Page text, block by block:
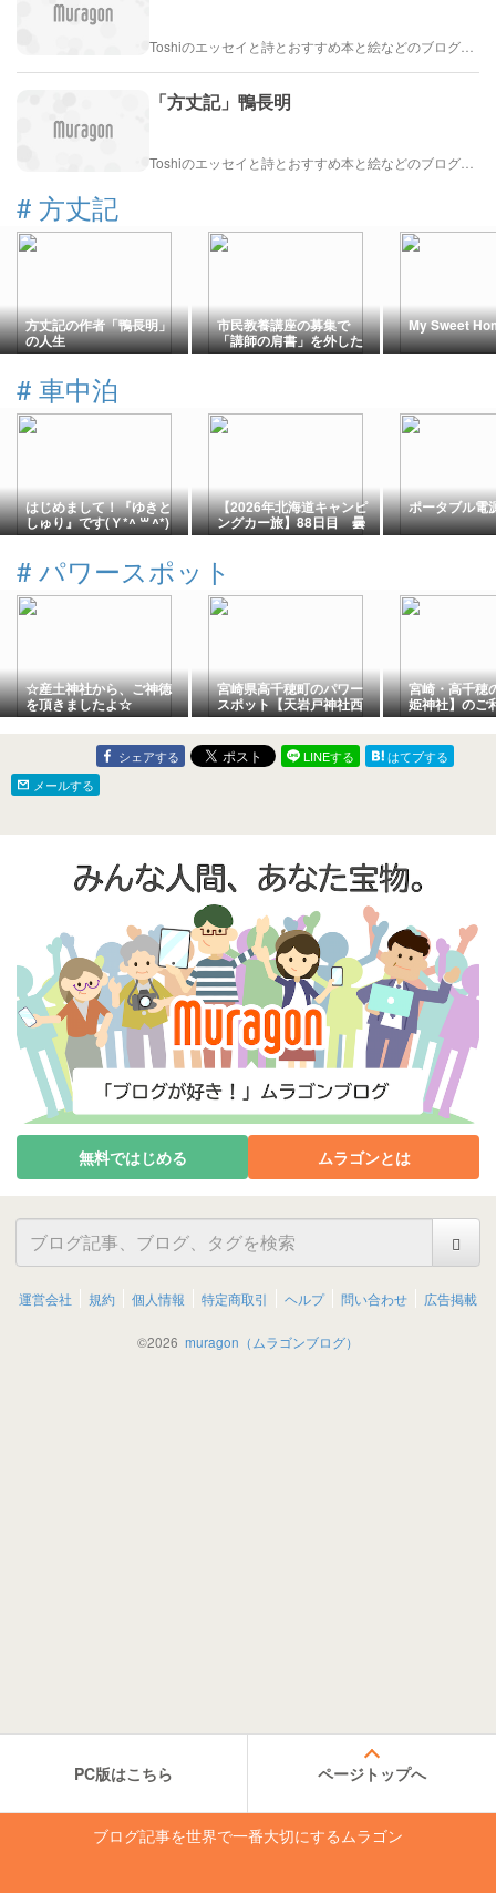
「方丈記」鴨長明
# 方丈記
方丈記の作者「鴨長明」
の人生
市民教養講座の募集で
「講師の肩書」を外した
ら応募者一人。では、肩
My Sweet
# 車中泊
はじめまして！『ゆきと
しゅり』です(Ｙ*^ ꒳ ^*)
ㅅ(* ^꒳ ^*S)♪
【2026年北海道キャンピ
ングカー旅】88日目 曇
り空スタートの「稚内森
昼過ぎには青空に！午前
寄ってくださり、午後は
坂本さんとサトルさんが
ポータブル電
# パワースポット
☆産土神社から、ご神徳
を頂きましたよ☆
宮崎県高千穂町のパワー
スポット【天岩戸神社西
本宮】｜心身の癒しを体
感する体験記
宮崎・高千穂
姫神社】のご
方とは？映画
子』とゆかり
シェアする LINEする
はてブする
メールする
無料ではじめる ムラゴンとは
運営会社 規約 個人情報 特定商取引 ヘルプ 問い合わせ 広告掲載
©2026 muragon（ムラゴンブログ）
PC版はこちら ページトップへ
ブログ記事を世界で一番大切にするムラゴン